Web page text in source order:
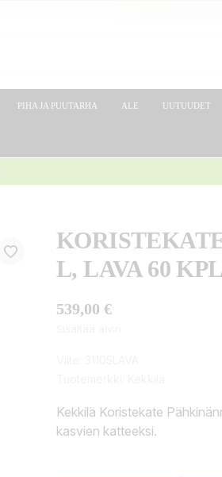
PIHA JA PUUTARHA ALE UUTUUDET
L, LAVA 60 KPL
539,00 €
Kekkilä Koristekate
kasvien katteeksi.